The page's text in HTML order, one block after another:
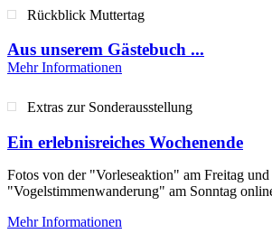
Rückblick Muttertag
Aus unserem Gästebuch ...
Mehr Informationen
Extras zur Sonderausstellung
Ein erlebnisreiches Wochenende
Fotos von der "Vorleseaktion" am Freitag und
"Vogelstimmenwanderung" am Sonntag
Mehr Informationen